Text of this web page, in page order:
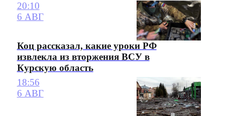
20:10
6 АВГ
Коц рассказал, какие уроки РФ
извлекла из вторжения ВСУ в
Курскую область
18:56
6 АВГ